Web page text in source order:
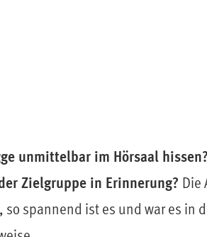
unmittelbar im Hörsaal hissen?
Zielgruppe in Erinnerung? Die
spannend ist es und war es in